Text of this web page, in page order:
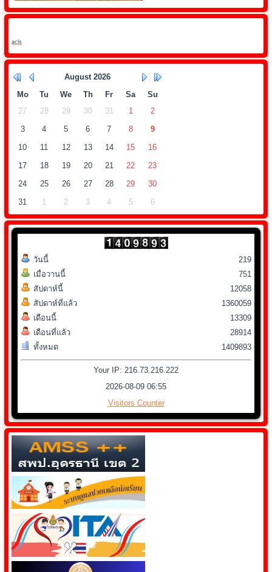
acls
August 2026
Mo
Tu We Th Fr Sa
Su
27
28 29 30 31 1
2
3
4 5 6 7 8
9
10
11 12 13 14 15
16
17
18 19 20 21 22
23
24
25 26 27 28 29
30
31
1 2 3 4 5 6
วันนี้
เมื่อวานนี้
สัปดาห์นี้
สัปดาห์ที่แล้ว
เดือนนี้
เดือนที่แล้ว
ทั้งหมด
219
751
12058
1360059
13309
28914
1409893
Your IP: 216.73.216.222
2026-08-09 06:55
Visitors Counter